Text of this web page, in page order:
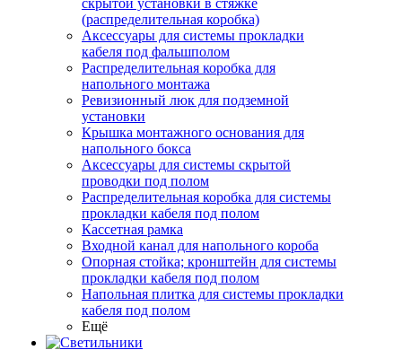
скрытой установки в стяжке
(распределительная коробка)
Аксессуары для системы прокладки
кабеля под фальшполом
Распределительная коробка для
напольного монтажа
Ревизионный люк для подземной
установки
Крышка монтажного основания для
напольного бокса
Аксессуары для системы скрытой
проводки под полом
Распределительная коробка для системы
прокладки кабеля под полом
Кассетная рамка
Входной канал для напольного короба
Опорная стойка; кронштейн для системы
прокладки кабеля под полом
Напольная плитка для системы прокладки
кабеля под полом
Ещё